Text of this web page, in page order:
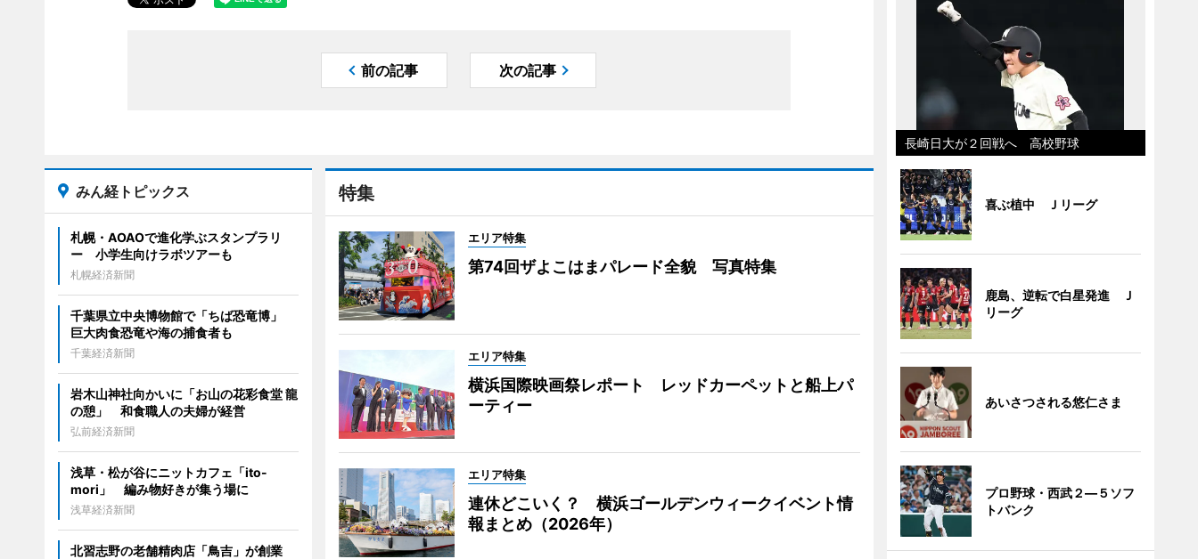
前の記事 次の記事
特集
エリア特集
第74回ザよこはまパレード全貌 写真特集
エリア特集
横浜国際映画祭レポート レッドカーペットと船上パ
ーティー
エリア特集
連休どこいく？ 横浜ゴールデンウィークイベント情
報まとめ（2026年）
みん経トピックス
札幌・AOAOで進化学ぶスタンプラリ
ー 小学生向けラボツアーも
札幌経済新聞
千葉県立中央博物館で「ちば恐竜博」
巨大肉食恐竜や海の捕食者も
千葉経済新聞
岩木山神社向かいに「お山の花彩食堂 龍
の憩」 和食職人の夫婦が経営
弘前経済新聞
浅草・松が谷にニットカフェ「ito-
mori」 編み物好きが集う場に
浅草経済新聞
北習志野の老舗精肉店「鳥吉」が創業
長崎日大が２回戦へ 高校野球
喜ぶ植中 Ｊリーグ
鹿島、逆転で白星発進 Ｊ
リーグ
あいさつされる悠仁さま
プロ野球・西武２―５ソフ
トバンク